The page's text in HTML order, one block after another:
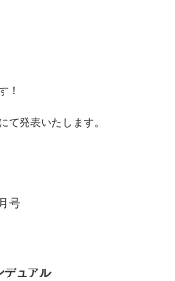
！
発表いたします。
号
ュアル